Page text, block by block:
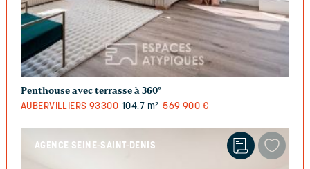
Penthouse avec terrasse à 360°
AUBERVILLIERS 93300 104.7 m² 569 900 €
AGENCE SEINE-SAINT-DENIS